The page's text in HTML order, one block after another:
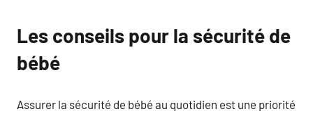
Les conseils pour la sécurité de
bébé
Assurer la sécurité de bébé au quotidien est une priorité